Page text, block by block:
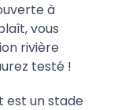
à
vous
rivière
testé !
est un stade